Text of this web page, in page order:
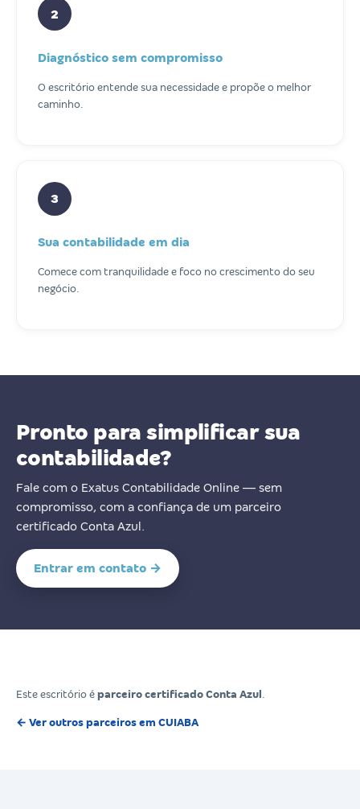
2
Diagnóstico sem compromisso
O escritório entende sua necessidade e propõe o melhor
caminho.
3
Sua contabilidade em dia
Comece com tranquilidade e foco no crescimento do seu
negócio.
Pronto para simplificar sua
contabilidade?
Fale com o Exatus Contabilidade Online — sem
compromisso, com a confiança de um parceiro
certificado Conta Azul.
Entrar em contato →
Este escritório é parceiro certificado Conta Azul
← Ver outros parceiros em CUIABA